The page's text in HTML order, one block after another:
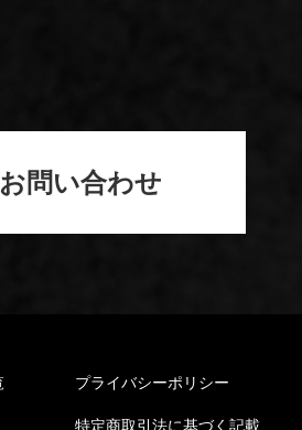
問い合わせ
プライバシーポリシー
特定商取引法に基づく記載